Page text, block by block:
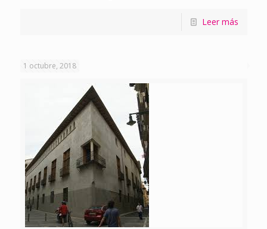
Leer más
1 octubre, 2018